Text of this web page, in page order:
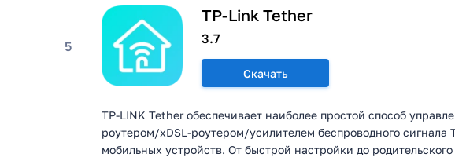
5
TP-Link Tether
3.7
Скачать
TP-LINK Tether обеспечивает наиболее простой способ
роутером/xDSL-роутером/усилителем беспроводного сигнала
мобильных устройств. От быстрой настройки до